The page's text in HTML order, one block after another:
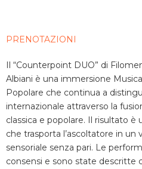
PRENOTAZIONI
Il “Counterpoint DUO” di
Albiani è una immersione
Popolare che continua a
internazionale attraverso la
classica e popolare. Il risultato è
che trasporta l’ascoltatore in un
sensoriale senza pari. Le
consensi e sono state descritte